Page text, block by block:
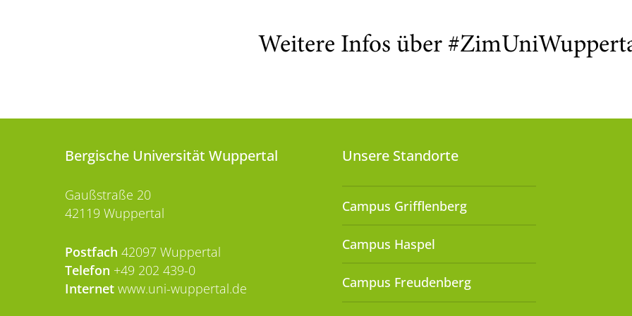
Weitere Infos über
Bergische Universität Wuppertal
Gaußstraße 20
42119 Wuppertal
Postfach 42097 Wuppertal
Telefon +49 202 439-0
Internet www.uni-wuppertal.de
Unsere Standorte
Campus Grifflenberg
Campus Haspel
Campus Freudenberg